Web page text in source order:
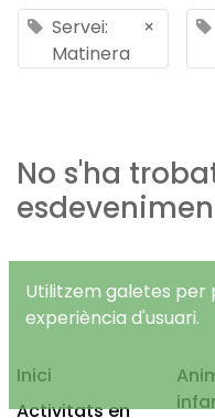
Servei:
Matinera
×
No s'ha
Inici
Activitats en
Utilitzem galetes
experiència d'usuari.